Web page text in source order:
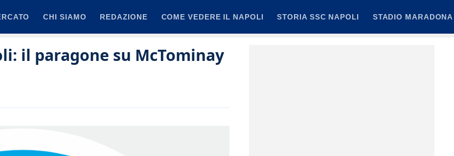
CHI SIAMO REDAZIONE COME VEDERE IL NAPOLI STORIA SSC NAPOLI STADIO MARADONA
il paragone su McTominay